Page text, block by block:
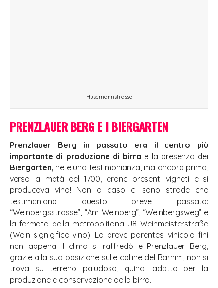
Husemannstrasse
PRENZLAUER BERG E I BIERGARTEN
Prenzlauer Berg
in passato era il centro più
importante di produzione di birra e la presenza dei
Biergarten, ne è una testimonianza, ma ancora prima,
verso la metà del 1700, erano presenti vigneti e si
produceva vino! Non a caso ci sono strade che
testimoniano questo breve passato:
“Weinbergsstrasse”, “Am Weinberg”, “Weinbergsweg” e
la fermata della metropolitana U8 Weinmeisterstraße
(Wein signigifica vino). La breve parentesi vinicola finì
non appena il clima si raffredò e Prenzlauer Berg,
grazie alla sua posizione sulle colline del Barnim, non si
trova su terreno paludoso, quindi adatto per la
produzione e conservazione della birra.